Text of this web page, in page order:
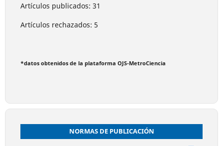
Artículos publicados: 31
Artículos rechazados: 5
*datos obtenidos de la plataforma OJS-MetroCiencia
NORMAS DE PUBLICACIÓN